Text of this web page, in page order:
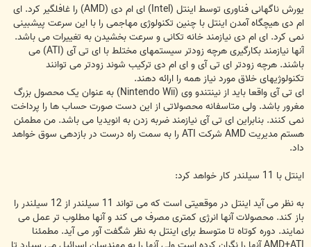
یورش ناگهانی فناوری توسط اینتل (Intel) ای ام دی (AMD) را غافلگیر کرد. ای
ام دی هیچگاه آمدن اینتل با چنین تکنولوژی مهاجمی را با این سرعت پیشبینی
نمی کرد. ای ام دی نیازمند خانه تکانی و سرعت بخشیدن به تغییرات می باشد.
آنها نیازمند بکارگیری هرچه زودتر سیستمهای مختلط با ای تی آی (ATI) می
باشند. هرچه زودتر ای تی آی و ای ام دی ترکیب شوند زودتر می توانند
تکنولوژیهای خلاق مورد نیاز همه را ارائه دهند.
ای تی آی واقعا باید از نینتندو وی (Nintendo Wii) به عنوان یک محصول بزرگ
مغرور باشد. ولی متاسفانه محصولاتی از این دست صورت حساب ها را پرداخت
نمی کنند. بنابراین ای تی آی نیازمند ضربه زدن به انویدیا می باشد. من مطمئن
هستم مدیریت AMD شرکت ATI را به سمت راه درست در بازدهی سوق خواهد
داد.
اینتل با 11 سیلندر کار خواهد کرد:
به نظر می آید اینتل در موقعیتی است که می تواند 11 سیلندر از 12 سیلندر را
باز کند. محصولات آنها انرژی کمتری مصرف می کند و آنها مطلوب تر عمل می
نمایند. دوره کوتاه تا متوسط برای اینتل به نظر شگفت آور می آید. مطمئنا